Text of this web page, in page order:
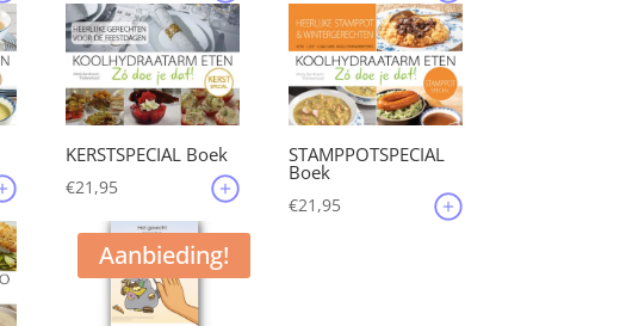
KERSTSPECIAL Boek
€21,95
STAMPPOTSPECIAL
Boek
€21,95
Aanbieding!